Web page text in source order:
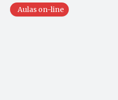
Aulas on-line